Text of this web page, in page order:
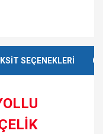
SEÇENEKLERİ